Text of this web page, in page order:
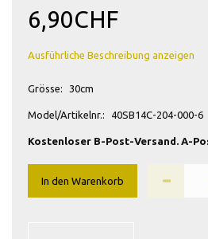
6,90CHF
Ausführliche Beschreibung anzeigen
Grösse: 30cm
Model/Artikelnr.: 40SB14C-204-000-6
Kostenloser B-Post-Versand. A-
In den Warenkorb